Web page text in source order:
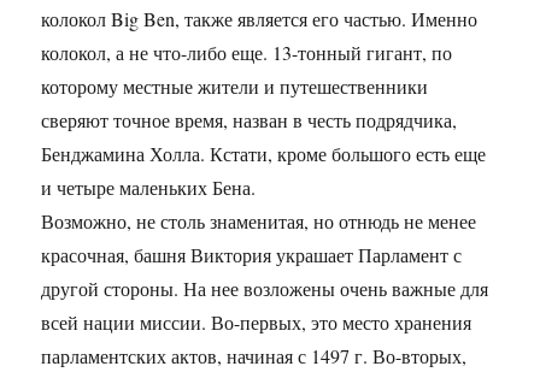
колокол Big Ben, также является его частью. Именно
колокол, а не что-либо еще. 13-тонный гигант, по
которому местные жители и путешественники
сверяют точное время, назван в честь подрядчика,
Бенджамина Холла. Кстати, кроме большого есть еще
и четыре маленьких Бена.
Возможно, не столь знаменитая, но отнюдь не менее
красочная, башня Виктория украшает Парламент с
другой стороны. На нее возложены очень важные для
всей нации миссии. Во-первых, это место хранения
парламентских актов, начиная с 1497 г. Во-вторых,